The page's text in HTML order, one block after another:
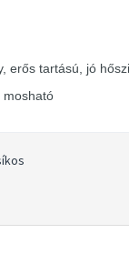
erős tartású, jó
mosható